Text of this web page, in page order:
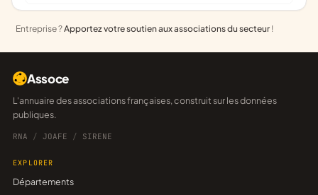
Entreprise ?Apportez votre soutien aux associations du secteur !
Assoce
L'annuaire des associations françaises, construit sur les données
publiques.
RNA / JOAFE / SIRENE
EXPLORER
Départements